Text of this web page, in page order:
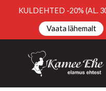
KULDEHTED -20% (AL.
Vaata lähemalt